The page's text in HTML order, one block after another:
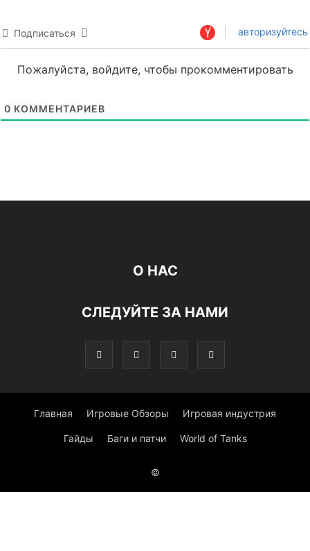
Подписаться авторизуйтесь
Пожалуйста, войдите, чтобы прокомментировать
0 КОММЕНТАРИЕВ
О НАС
СЛЕДУЙТЕ ЗА НАМИ
Главная Игровые Обзоры Игровая индустрия
Гайды Баги и патчи World of Tanks
©